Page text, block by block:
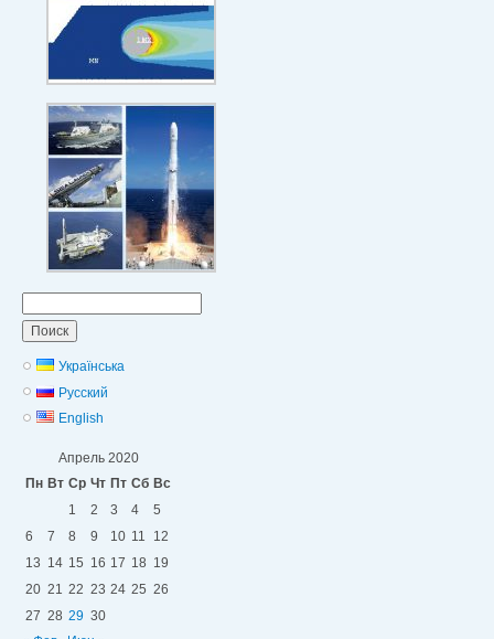
Українська
Русский
English
Апрель 2020
Пн Вт Ср Чт Пт Сб Вс
1
2 3 4
5
6
7 8 9 10 11
12
13 14 15 16 17 18 19
20 21 22 23 24 25 26
27 28 29 30